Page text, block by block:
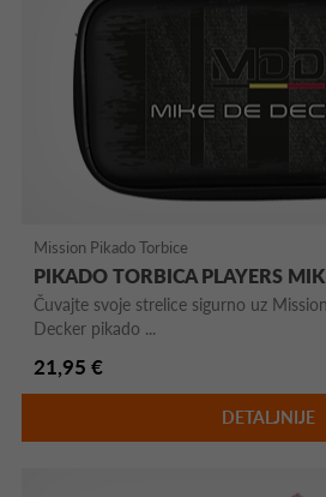
Mission Pikado Torbice
PIKADO TORBICA PLAYERS
Čuvajte svoje strelice sigurno uz
Decker pikado ...
21,95 €
DETALJNIJE